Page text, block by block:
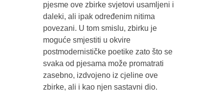
pjesme ove zbirke svjetovi usamljeni i
daleki, ali ipak određenim nitima
povezani. U tom smislu, zbirku je
moguće smjestiti u okvire
postmodernističke poetike zato što se
svaka od pjesama može promatrati
zasebno, izdvojeno iz cjeline ove
zbirke, ali i kao njen sastavni dio.